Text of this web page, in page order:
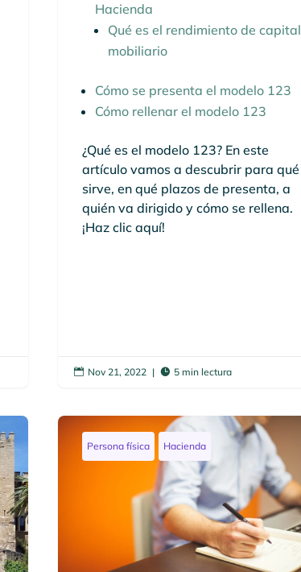
Hacienda
Qué es el rendimiento de capital
mobiliario
Cómo se presenta el modelo 123
Cómo rellenar el modelo 123
¿Qué es el modelo 123? En este
artículo vamos a descubrir para qué
sirve, en qué plazos de presenta, a
quién va dirigido y cómo se rellena.
¡Haz clic aquí!
 Nov 21, 2022 |  5 min lectura
Persona física Hacienda